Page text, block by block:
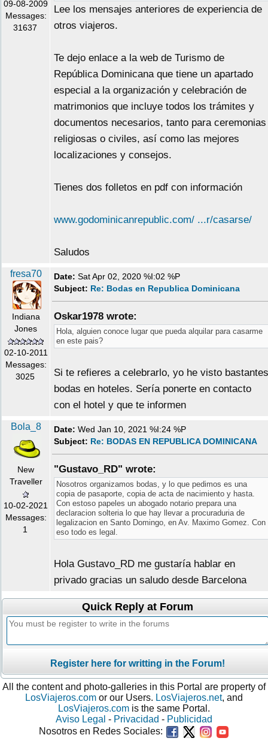
09-08-2009
Messages:
31637
Lee los mensajes anteriores de experiencia de
otros viajeros.
Te dejo enlace a la web de Turismo de
República Dominicana que tiene un apartado
especial a la organización y celebración de
matrimonios que incluye todos los trámites y
documentos necesarios, tanto para ceremonias
religiosas o civiles, así como las mejores
localizaciones y consejos.
Tienes dos folletos en pdf con información
www.godominicanrepublic.com/ ...r/casarse/
Saludos
fresa70
Indiana
Jones
02-10-2011
Messages:
3025
Date: Sat Apr 02, 2020 %I:02 %P
Subject: Re: Bodas en Republica Dominicana
Oskar1978 wrote:
Hola, alguien conoce lugar que pueda alquilar para casarme
en este pais?
Si te refieres a celebrarlo, yo he visto bastantes
bodas en hoteles. Sería ponerte en contacto
con el hotel y que te informen
Bola_8
New
Traveller
10-02-2021
Messages:
1
Date: Wed Jan 10, 2021 %I:24 %P
Subject: Re: BODAS EN REPUBLICA DOMINICANA
"Gustavo_RD" wrote:
Nosotros organizamos bodas, y lo que pedimos es una
copia de pasaporte, copia de acta de nacimiento y hasta.
Con estoso papeles un abogado notario prepara una
declaracion solteria lo que hay llevar a procuraduria de
legalizacion en Santo Domingo, en Av. Maximo Gomez. Con
eso todo es legal.
Hola Gustavo_RD me gustaría hablar en
privado gracias un saludo desde Barcelona
Quick Reply at Forum
Register here for writting in the Forum!
All the content and photo-galleries in this Portal are property of
LosViajeros.com or our Users. LosViajeros.net, and
LosViajeros.com is the same Portal.
Aviso Legal - Privacidad - Publicidad
Nosotros en Redes Sociales: